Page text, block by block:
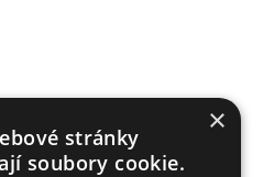
×
stránky
soubory cookie.